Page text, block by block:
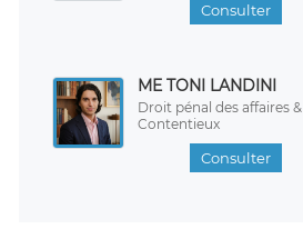
Consulter
ME TONI LANDINI
Droit pénal des affaires &
Contentieux
Consulter